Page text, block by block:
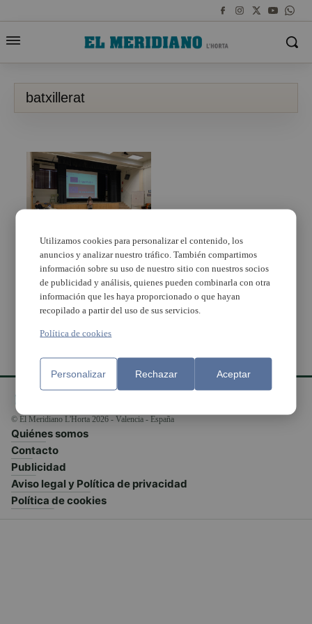
batxillerat
Batxillerat i Cicles
Formatius en Alaquàs.
Oportunitats europees
© El Meridiano L'Horta 2026 - Valencia - España
Quiénes somos
Contacto
Publicidad
Aviso legal y Política de privacidad
Política de cookies
Utilizamos cookies para personalizar el contenido, los
anuncios y analizar nuestro tráfico. También compartimos
información sobre su uso de nuestro sitio con nuestros socios
de publicidad y análisis, quienes pueden combinarla con otra
información que les haya proporcionado o que hayan
recopilado a partir del uso de sus servicios.
Política de cookies
Personalizar Rechazar Aceptar